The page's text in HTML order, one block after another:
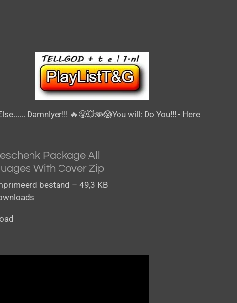
Damnlyer!!! 🔥😤💥🫨😱You will: Do You!!! - Here
Package All
With Cover Zip
bestand – 49,3 KB